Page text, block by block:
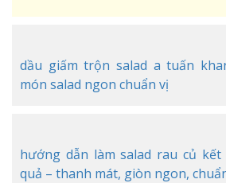
dầu giấm trộn salad a tuấn
món salad ngon chuẩn vị
hướng dẫn làm salad rau củ
quả – thanh mát, giòn ngon,